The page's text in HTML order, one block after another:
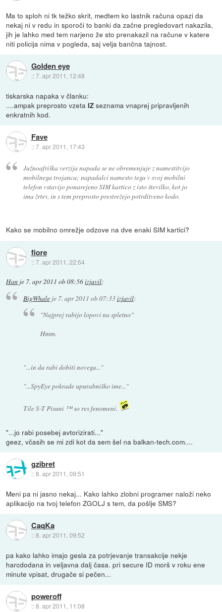
Ma to sploh ni tk težko skrit, medtem ko lastnik računa opazi da
nekaj ni v redu in sporoči to banki da začne pregledovart nakazila,
jih je lahko med tem narjeno že sto prenakazil na račune v katere
niti policija nima v pogleda, saj velja bančna tajnost.
Golden eye
::7. apr 2011, 12:48
tiskarska napaka v članku:
....ampak preprosto vzetaIZ seznama vnaprej pripravljenih
enkratnih kod.
Fave
::7. apr 2011, 17:43
Južnoafriška verzija napada se ne obremenjuje z namestitvijo
mobilnega trojanca; napadalci namesto tega v svoj mobilni
telefon vstavijo ponarejeno SIM kartico z isto številko, kot jo
ima žrtev, in s tem preprosto prestrežejo potrditveno kodo.
Kako se mobilno omrežje odzove na dve enaki SIM kartici?
fiore
::7. apr 2011, 22:54
Han je 7. apr 2011 ob 08:56izjavil:
BigWhaleje 7. apr 2011 ob 07:33izjavil:
"Najprej rabijo lopovi na spletno"
Hmm.
"...in da rabi dobiti novega..."
"...SpyEye pokrade upurabniško ime..."
Tile S-T Pisuni ™ so res fenomeni.
"...jo rabi posebej avtorizirati..."
geez, včasih se mi zdi kot da sem šel na balkan-tech.com....
gzibret
::8. apr 2011, 09:51
Meni pa ni jasno nekaj... Kako lahko zlobni programer naloži neko
aplikacijo na tvoj telefon ZGOLJ s tem, da pošlje SMS?
CaqKa
::8. apr 2011, 09:52
pa kako lahko imajo gesla za potrjevanje transakcije nekje
harcdodana in veljavna dalj časa. pri secure ID morš v roku ene
minute vpisat, drugače si pečen...
poweroff
::8. apr 2011, 11:08